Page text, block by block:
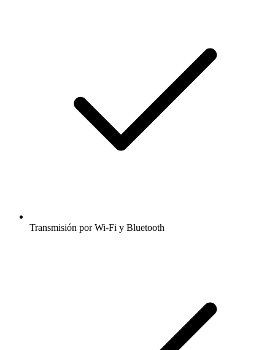
Transmisión por Wi-Fi y Bluetooth